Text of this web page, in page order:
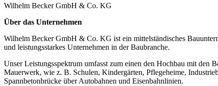
Wilhelm Becker GmbH & Co. KG
Über das Unternehmen
Wilhelm Becker GmbH & Co. KG ist ein mittelständisches
und leistungsstarkes Unternehmen in der Baubranche.
Unser Leistungsspektrum umfasst zum einen den Hochbau mit den
Mauerwerk, wie z. B. Schulen, Kindergärten, Pflegeheime,
Spannbetonbrücke über Autobahnen und Eisenbahnlinien.